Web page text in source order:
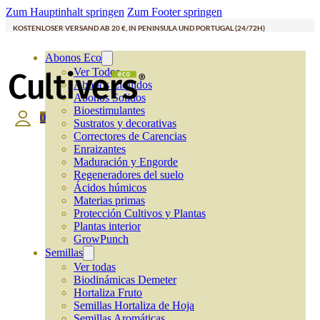
Zum Hauptinhalt springen Zum Footer springen
KOSTENLOSER VERSAND AB 20 €, IN PENINSULA UND PORTUGAL (24/72H)
Abonos Eco
Ver Todos
Abonos Líquidos
Abonos Solidos
Bioestimulantes
Sustratos y decorativas
Correctores de Carencias
Enraizantes
Maduración y Engorde
Regeneradores del suelo
Ácidos húmicos
Materias primas
Protección Cultivos y Plantas
Plantas interior
GrowPunch
Semillas
Ver todas
Biodinámicas Demeter
Hortaliza Fruto
Semillas Hortaliza de Hoja
0